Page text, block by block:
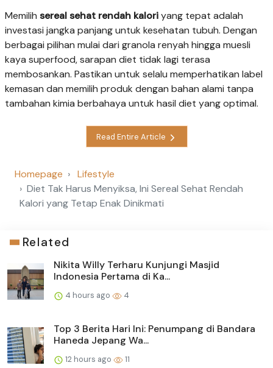
Memilih sereal sehat rendah kaloriyang tepat adalah
investasi jangka panjang untuk kesehatan tubuh. Dengan
berbagai pilihan mulai dari granola renyah hingga muesli
kaya superfood, sarapan diet tidak lagi terasa
membosankan. Pastikan untuk selalu memperhatikan label
kemasan dan memilih produk dengan bahan alami tanpa
tambahan kimia berbahaya untuk hasil diet yang optimal.
Read Entire Article
Homepage
Lifestyle
Diet Tak Harus Menyiksa, Ini Sereal Sehat Rendah
Kalori yang Tetap Enak Dinikmati
Related
Nikita Willy Terharu Kunjungi Masjid
Indonesia Pertama di Ka...
4 hours ago 4
Top 3 Berita Hari Ini: Penumpang di Bandara
Haneda Jepang Wa...
12 hours ago 11